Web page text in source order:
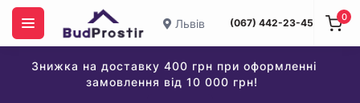
Львів (067) 442-23-45
Знижка на доставку 400 грн при оформленні
замовлення від 10 000 грн!
0